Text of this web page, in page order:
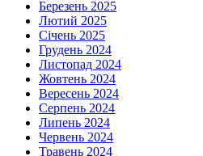
Березень 2025
Лютий 2025
Січень 2025
Грудень 2024
Листопад 2024
Жовтень 2024
Вересень 2024
Серпень 2024
Липень 2024
Червень 2024
Травень 2024